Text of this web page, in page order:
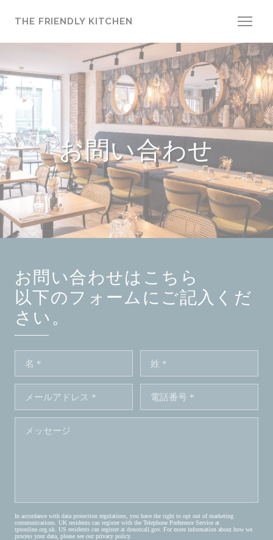
THE FRIENDLY KITCHEN
お問い合わせ
お問い合わせはこちら
以下のフォームにご記入くだ
さい。
In accordance with data protection regulations, you have the right to opt out of marketing
communications. UK residents can register with the Telephone Preference Service at
tpsonline.org.uk . US residents can register at donotcall.gov. For more information about how we
process your data, please see our privacy policy.